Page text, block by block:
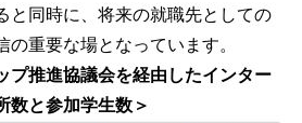
と同時に、将来の就職先としての
の重要な場となっています。
プ推進協議会を経由したインター
数と参加学生数＞